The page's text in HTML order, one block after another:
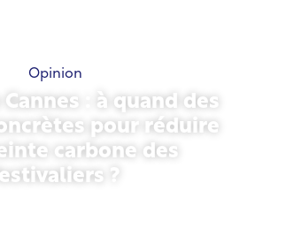
Opinion
Cannes : à quand des
pour réduire
carbone des
?